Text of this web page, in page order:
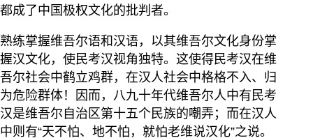
都成了中国极权文化的批判者。
熟练掌握维吾尔语和汉语，以其维吾尔文化身份掌
握汉文化，使民考汉视角独特。这使得民考汉在维
吾尔社会中鹤立鸡群，在汉人社会中格格不入、归
为危险群体！因而，八九十年代维吾尔人中有民考
汉是维吾尔自治区第十五个民族的嘲弄；而在汉人
中则有“天不怕、地不怕，就怕老维说汉化”之说。